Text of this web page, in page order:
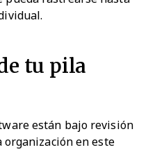
tu pila
están bajo revisión
organización en este